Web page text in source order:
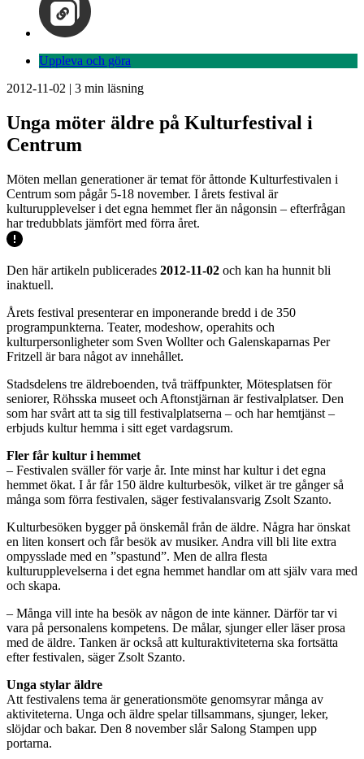
Uppleva och göra
2012-11-02 | 3 min läsning
Unga möter äldre på Kulturfestival i
Centrum
Möten mellan generationer är temat för åttonde Kulturfestivalen i
Centrum som pågår 5-18 november. I årets festival är
kulturupplevelser i det egna hemmet fler än någonsin – efterfrågan
har tredubblats jämfört med förra året.
Den här artikeln publicerades 2012-11-02 och kan ha hunnit bli
inaktuell.
Årets festival presenterar en imponerande bredd i de 350
programpunkterna. Teater, modeshow, operahits och
kulturpersonligheter som Sven Wollter och Galenskaparnas Per
Fritzell är bara något av innehållet.
Stadsdelens tre äldreboenden, två träffpunkter, Mötesplatsen för
seniorer, Röhsska museet och Aftonstjärnan är festivalplatser. Den
som har svårt att ta sig till festivalplatserna – och har hemtjänst –
erbjuds kultur hemma i sitt eget vardagsrum.
Fler får kultur i hemmet
– Festivalen sväller för varje år. Inte minst har kultur i det egna
hemmet ökat. I år får 150 äldre kulturbesök, vilket är tre gånger så
många som förra festivalen, säger festivalansvarig Zsolt Szanto.
Kulturbesöken bygger på önskemål från de äldre. Några har önskat
en liten konsert och får besök av musiker. Andra vill bli lite extra
ompysslade med en ”spastund”. Men de allra flesta
kulturupplevelserna i det egna hemmet handlar om att själv vara med
och skapa.
– Många vill inte ha besök av någon de inte känner. Därför tar vi
vara på personalens kompetens. De målar, sjunger eller läser prosa
med de äldre. Tanken är också att kulturaktiviteterna ska fortsätta
efter festivalen, säger Zsolt Szanto.
Unga stylar äldre
Att festivalens tema är generationsmöte genomsyrar många av
aktiviteterna. Unga och äldre spelar tillsammans, sjunger, leker,
slöjdar och bakar. Den 8 november slår Salong Stampen upp
portarna.